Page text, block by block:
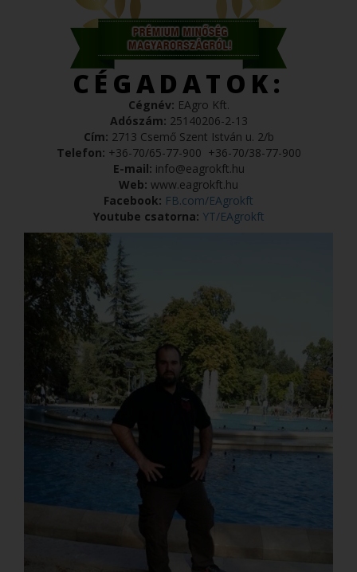
CÉGADATOK:
Cégnév: EAgro Kft.
Adószám: 25140206-2-13
Cím: 2713 Csemő Szent István u. 2/b
Telefon: +36-70/65-77-900 +36-70/38-77-900
E-mail: info@eagrokft.hu
Web: www.eagrokft.hu
Facebook: FB.com/EAgrokft
Youtube csatorna: YT/EAgrokft